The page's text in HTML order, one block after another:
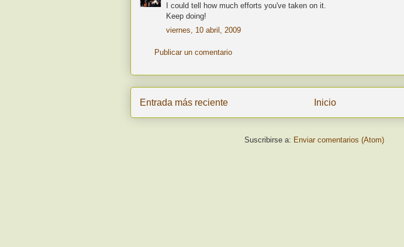
I could tell how much efforts you've taken on it.
Keep doing!
viernes, 10 abril, 2009
Publicar un comentario
Entrada más reciente Inicio
Suscribirse a: Enviar comentarios (Atom)